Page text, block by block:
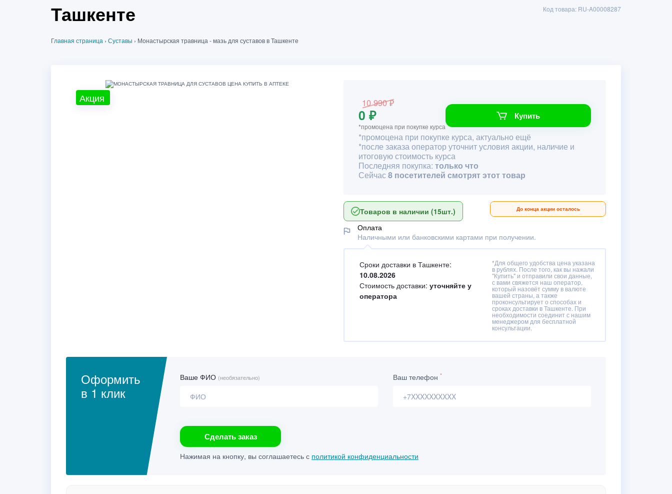
Ташкенте
Главная страница › Суставы › Монастырская травница - мазь для суставов в Ташкенте
Код товара: RU-A00008287
Акция 10 990 ₽
0 ₽
*промоцена при покупке курса
Купить
*промоцена при покупке курса, актуально ещё
*после заказа оператор уточнит условия акции, наличие и
итоговую стоимость курса
Последняя покупка: только что
Сейчас8 посетителей смотрят этот товар
Товаров в наличии (15шт.) До конца акции осталось
Оплата
Наличными или банковскими картами при получении.
Сроки доставки в Ташкенте:
10.08.2026
Стоимость доставки: уточняйте у
оператора
*Для общего удобства цена указана
в рублях. После того, как вы нажали
"Купить" и отправили свои данные,
с вами свяжется наш оператор,
который назовёт сумму в валюте
вашей страны, а также
проконсультирует о способах и
сроках доставки в Ташкенте. При
необходимости соединит с нашим
менеджером для бесплатной
консультации.
Оформить
в 1 клик
Ваше ФИО (необязательно) Ваш телефон *
Сделать заказ
Нажимая на кнопку, вы соглашаетесь с политикой конфиденциальности